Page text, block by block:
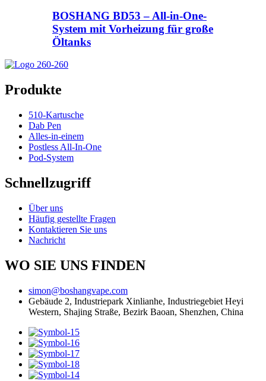
BOSHANG BD53 – All-in-One-
System mit Vorheizung für große
Öltanks
Produkte
510-Kartusche
Dab Pen
Alles-in-einem
Postless All-In-One
Pod-System
Schnellzugriff
Über uns
Häufig gestellte Fragen
Kontaktieren Sie uns
Nachricht
WO SIE UNS FINDEN
simon@boshangvape.com
Gebäude 2, Industriepark Xinlianhe, Industriegebiet Heyi
Western, Shajing Straße, Bezirk Baoan, Shenzhen, China